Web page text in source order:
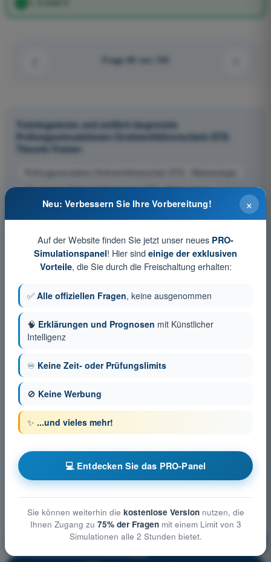
Frage 83 von 136
Trainingstests und zeitlich begrenzte
Prüfungssimulationen Drohnenführerschein STS
Theorie-Trainer
Prüfungssimulation Drohnenführerschein STS - Meteorologie
Übungsquiz Drohnenführerschein STS - Meteorologie
PDF-Prüfung Drohnenführerschein STS - Meteorologie
Meteorologie Ausbildung!
×
Neu: Verbessern Sie Ihre Vorbereitung!
Auf der Website finden Sie jetzt unser neues PRO-
Simulationspanel! Hier sind einige der exklusiven
Vorteile, die Sie durch die Freischaltung erhalten:
✅ Alle offiziellen Fragen, keine ausgenommen
🧠 Erklärungen und Prognosen mit Künstlicher
Intelligenz
♾️ Keine Zeit- oder Prüfungslimits
🚫 Keine Werbung
✨ ...und vieles mehr!
💻 Entdecken Sie das PRO-Panel
Sie können weiterhin die kostenlose Versionnutzen, die
Ihnen Zugang zu 75% der Fragenmit einem Limit von 3
Simulationen alle 2 Stunden bietet.